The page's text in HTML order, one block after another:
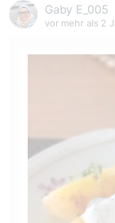
Gaby E_005
vor mehr als 2